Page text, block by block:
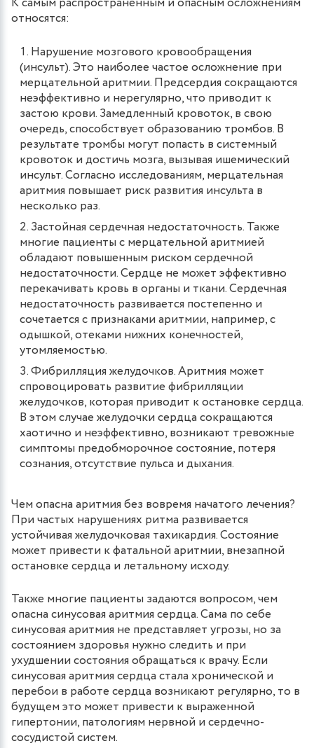
относятся:
Нарушение мозгового кровообращения
(инсульт). Это наиболее частое осложнение при
мерцательной аритмии. Предсердия сокращаются
неэффективно и нерегулярно, что приводит к
застою крови. Замедленный кровоток, в свою
очередь, способствует образованию тромбов. В
результате тромбы могут попасть в системный
кровоток и достичь мозга, вызывая ишемический
инсульт. Согласно исследованиям, мерцательная
аритмия повышает риск развития инсульта в
несколько раз.
Застойная сердечная недостаточность. Также
многие пациенты с мерцательной аритмией
обладают повышенным риском сердечной
недостаточности. Сердце не может эффективно
перекачивать кровь в органы и ткани. Сердечная
недостаточность развивается постепенно и
сочетается с признаками аритмии, например, с
одышкой, отеками нижних конечностей,
утомляемостью.
Фибрилляция желудочков. Аритмия может
спровоцировать развитие фибрилляции
желудочков, которая приводит к остановке сердца.
В этом случае желудочки сердца сокращаются
хаотично и неэффективно, возникают тревожные
симптомы предобморочное состояние, потеря
сознания, отсутствие пульса и дыхания.
Чем опасна аритмия без вовремя начатого лечения?
При частых нарушениях ритма развивается
устойчивая желудочковая тахикардия. Состояние
может привести к фатальной аритмии, внезапной
остановке сердца и летальному исходу.
Также многие пациенты задаются вопросом, чем
опасна синусовая аритмия сердца. Сама по себе
синусовая аритмия не представляет угрозы, но за
состоянием здоровья нужно следить и при
ухудшении состояния обращаться к врачу. Если
синусовая аритмия сердца стала хронической и
перебои в работе сердца возникают регулярно, то в
будущем это может привести к выраженной
гипертонии, патологиям нервной и сердечно-
сосудистой систем.